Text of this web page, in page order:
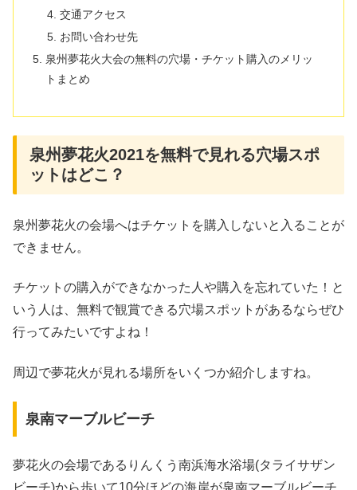
交通アクセス
お問い合わせ先
泉州夢花火大会の無料の穴場・チケット購入のメリッ
トまとめ
泉州夢花火2021を無料で見れる穴場スポ
ットはどこ？
泉州夢花火の会場へはチケットを購入しないと入ることが
できません。
チケットの購入ができなかった人や購入を忘れていた！と
いう人は、無料で観賞できる穴場スポットがあるならぜひ
行ってみたいですよね！
周辺で夢花火が見れる場所をいくつか紹介しますね。
泉南マーブルビーチ
夢花火の会場であるりんくう南浜海水浴場(タライサザン